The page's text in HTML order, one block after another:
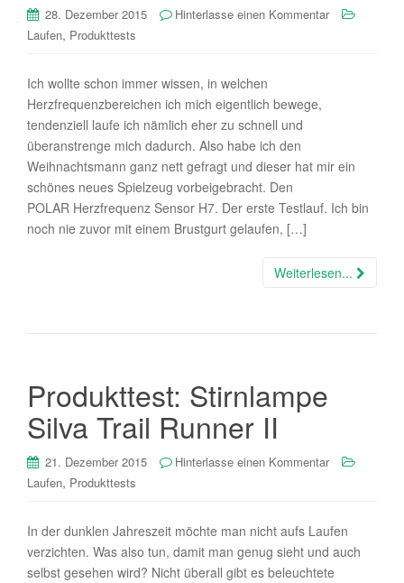
28. Dezember 2015
Hinterlasse einen Kommentar
Laufen, Produkttests
Ich wollte schon immer wissen, in welchen
Herzfrequenzbereichen ich mich eigentlich bewege,
tendenziell laufe ich nämlich eher zu schnell und
überanstrenge mich dadurch. Also habe ich den
Weihnachtsmann ganz nett gefragt und dieser hat mir ein
schönes neues Spielzeug vorbeigebracht. Den
POLAR Herzfrequenz Sensor H7. Der erste Testlauf. Ich bin
noch nie zuvor mit einem Brustgurt gelaufen, […]
Weiterlesen...
Produkttest: Stirnlampe
Silva Trail Runner II
21. Dezember 2015
Hinterlasse einen Kommentar
Laufen, Produkttests
In der dunklen Jahreszeit möchte man nicht aufs Laufen
verzichten. Was also tun, damit man genug sieht und auch
selbst gesehen wird? Nicht überall gibt es beleuchtete